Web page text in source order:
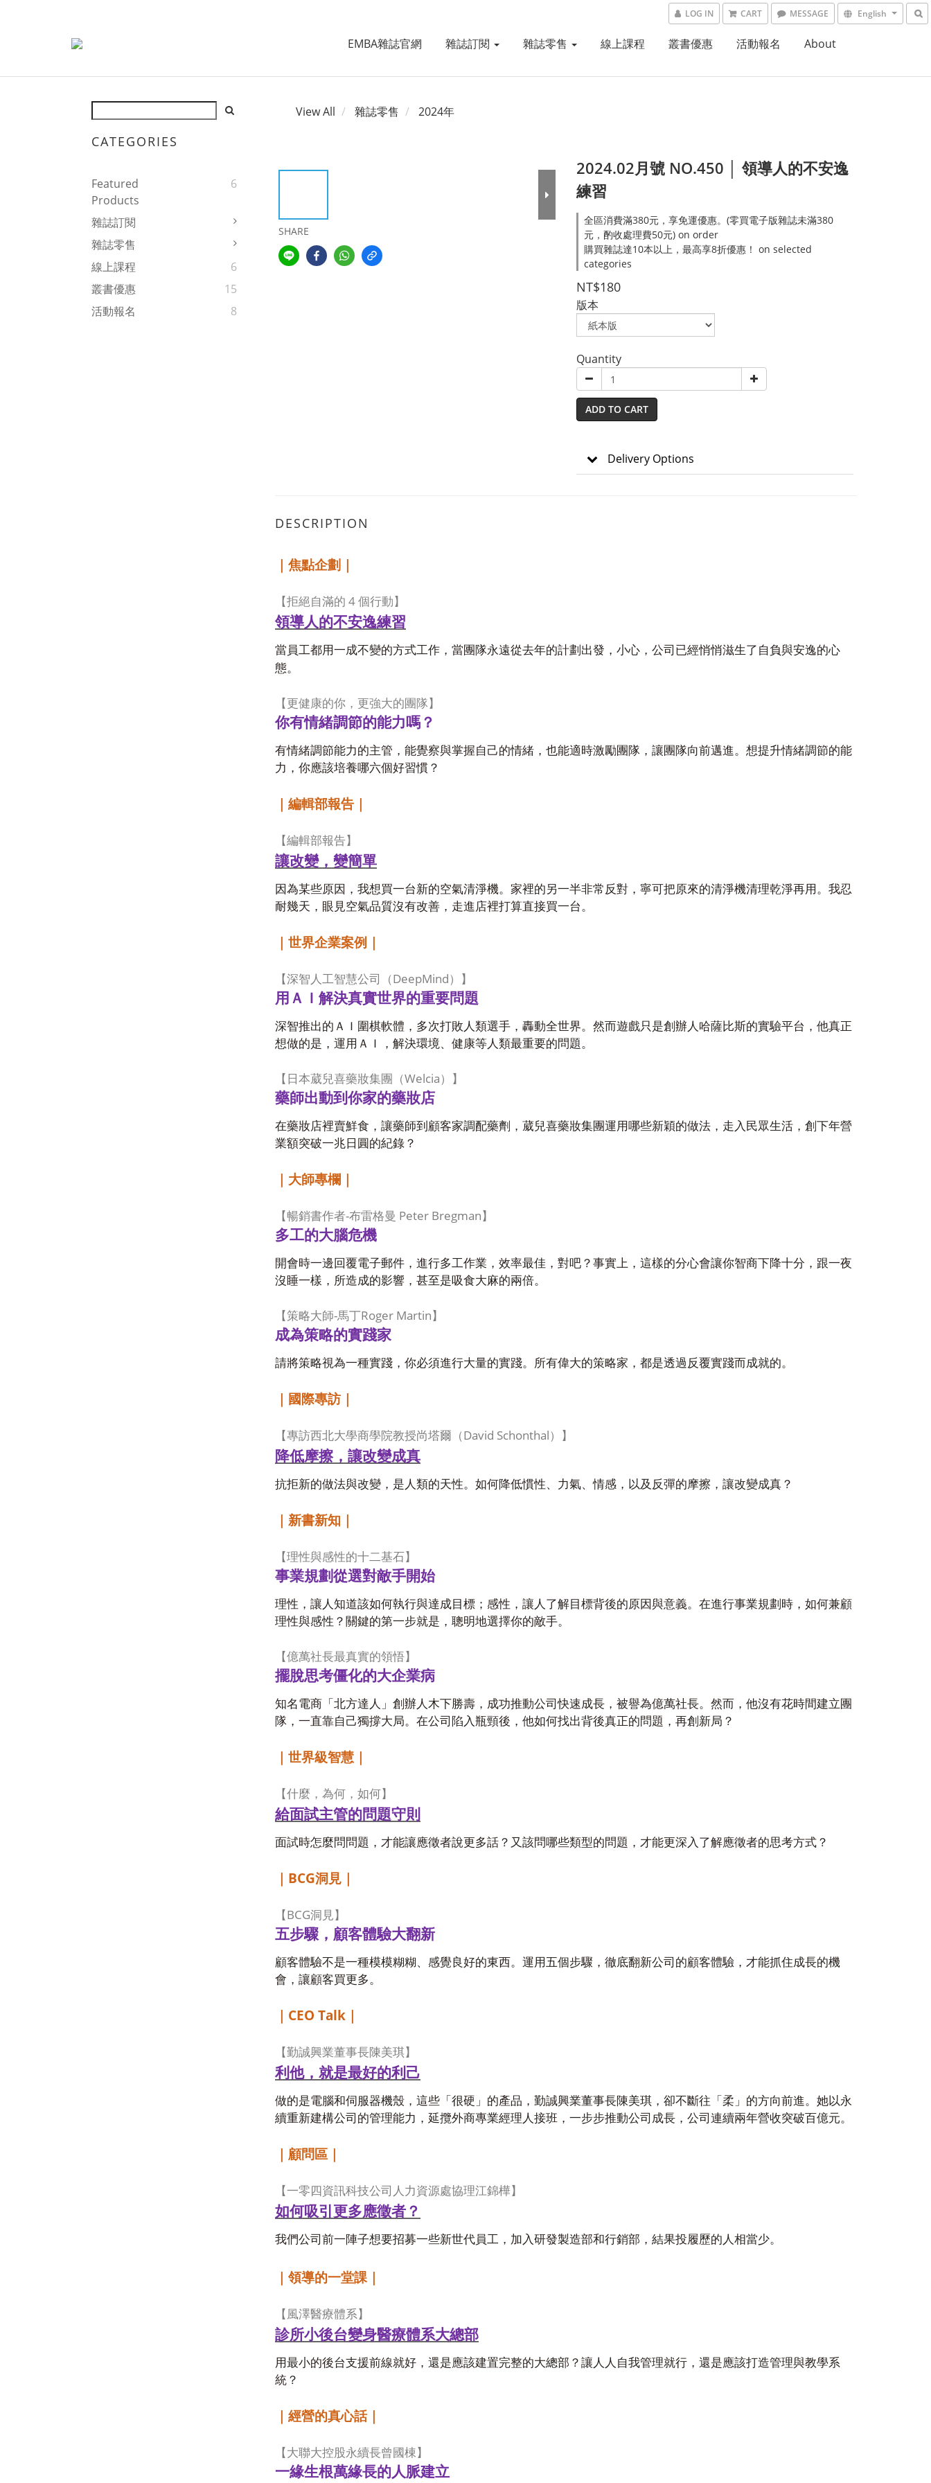
LOG IN CART MESSAGE English
EMBA雜誌官網 雜誌訂閱 雜誌零售 線上課程 叢書優惠 活動報名 About
CATEGORIES
Featured
Products
6
雜誌訂閱
雜誌零售
線上課程
6
叢書優惠
15
活動報名
8
View All 雜誌零售 2024年
SHARE
2024.02月號 NO.450 │ 領導人的不安逸
練習
全區消費滿380元，享免運優惠。(零買電子版雜誌未滿380
元，酌收處理費50元) on order
購買雜誌達10本以上，最高享8折優惠！ on selected
categories
NT$180
版本
Quantity
ADD TO CART
Delivery Options
DESCRIPTION
｜焦點企劃｜
【拒絕自滿的 4 個行動】
領導人的不安逸練習
當員工都用一成不變的方式工作，當團隊永遠從去年的計劃出發，小心，公司已經悄悄滋生了自負與安逸的心
態。
【更健康的你，更強大的團隊】
你有情緒調節的能力嗎？
有情緒調節能力的主管，能覺察與掌握自己的情緒，也能適時激勵團隊，讓團隊向前邁進。想提升情緒調節的能
力，你應該培養哪六個好習慣？
｜編輯部報告｜
【編輯部報告】
讓改變，變簡單
因為某些原因，我想買一台新的空氣清淨機。家裡的另一半非常反對，寧可把原來的清淨機清理乾淨再用。我忍
耐幾天，眼見空氣品質沒有改善，走進店裡打算直接買一台。
｜世界企業案例｜
【深智人工智慧公司（ DeepMind ）】
用ＡＩ解決真實世界的重要問題
深智推出的ＡＩ圍棋軟體，多次打敗人類選手，轟動全世界。然而遊戲只是創辦人哈薩比斯的實驗平台，他真正
想做的是，運用ＡＩ，解決環境、健康等人類最重要的問題。
【日本葳兒喜藥妝集團（Welcia ）】
藥師出動到你家的藥妝店
在藥妝店裡賣鮮食，讓藥師到顧客家調配藥劑，葳兒喜藥妝集團運用哪些新穎的做法，走入民眾生活，創下年營
業額突破一兆日圓的紀錄？
｜大師專欄｜
【暢銷書作者-布雷格曼 Peter Bregman 】
多工的大腦危機
開會時一邊回覆電子郵件，進行多工作業，效率最佳，對吧？事實上，這樣的分心會讓你智商下降十分，跟一夜
沒睡一樣，所造成的影響，甚至是吸食大麻的兩倍。
【策略大師-馬丁Roger Martin 】
成為策略的實踐家
請將策略視為一種實踐，你必須進行大量的實踐。所有偉大的策略家，都是透過反覆實踐而成就的。
｜國際專訪｜
【專訪西北大學商學院教授尚塔爾（ David Schonthal ）】
降低摩擦，讓改變成真
抗拒新的做法與改變，是人類的天性。如何降低慣性、力氣、情感，以及反彈的摩擦，讓改變成真？
｜新書新知｜
【理性與感性的十二基石】
事業規劃從選對敵手開始
理性，讓人知道該如何執行與達成目標；感性，讓人了解目標背後的原因與意義。在進行事業規劃時，如何兼顧
理性與感性？關鍵的第一步就是，聰明地選擇你的敵手。
【億萬社長最真實的領悟】
擺脫思考僵化的大企業病
知名電商「北方達人」創辦人木下勝壽，成功推動公司快速成長，被譽為億萬社長。然而，他沒有花時間建立團
隊，一直靠自己獨撐大局。在公司陷入瓶頸後，他如何找出背後真正的問題，再創新局？
｜世界級智慧｜
【什麼，為何，如何】
給面試主管的問題守則
面試時怎麼問問題，才能讓應徵者說更多話？又該問哪些類型的問題，才能更深入了解應徵者的思考方式？
BCG洞見｜
【 BCG洞見】
五步驟，顧客體驗大翻新
顧客體驗不是一種模模糊糊、感覺良好的東西。運用五個步驟，徹底翻新公司的顧客體驗，才能抓住成長的機
會，讓顧客買更多。
CEO Talk
【勤誠興業董事長陳美琪】
利他，就是最好的利己
做的是電腦和伺服器機殼，這些「很硬」的產品，勤誠興業董事長陳美琪，卻不斷往「柔」的方向前進。她以永
續重新建構公司的管理能力，延攬外商專業經理人接班，一步步推動公司成長，公司連續兩年營收突破百億元。
｜顧問區｜
【一零四資訊科技公司人力資源處協理江錦樺】
如何吸引更多應徵者？
我們公司前一陣子想要招募一些新世代員工，加入研發製造部和行銷部，結果投履歷的人相當少。
｜領導的一堂課｜
【風澤醫療體系】
診所小後台變身醫療體系大總部
用最小的後台支援前線就好，還是應該建置完整的大總部？讓人人自我管理就行，還是應該打造管理與教學系
統？
｜經營的真心話｜
【大聯大控股永續長曾國棟】
一緣生根萬緣長的人脈建立